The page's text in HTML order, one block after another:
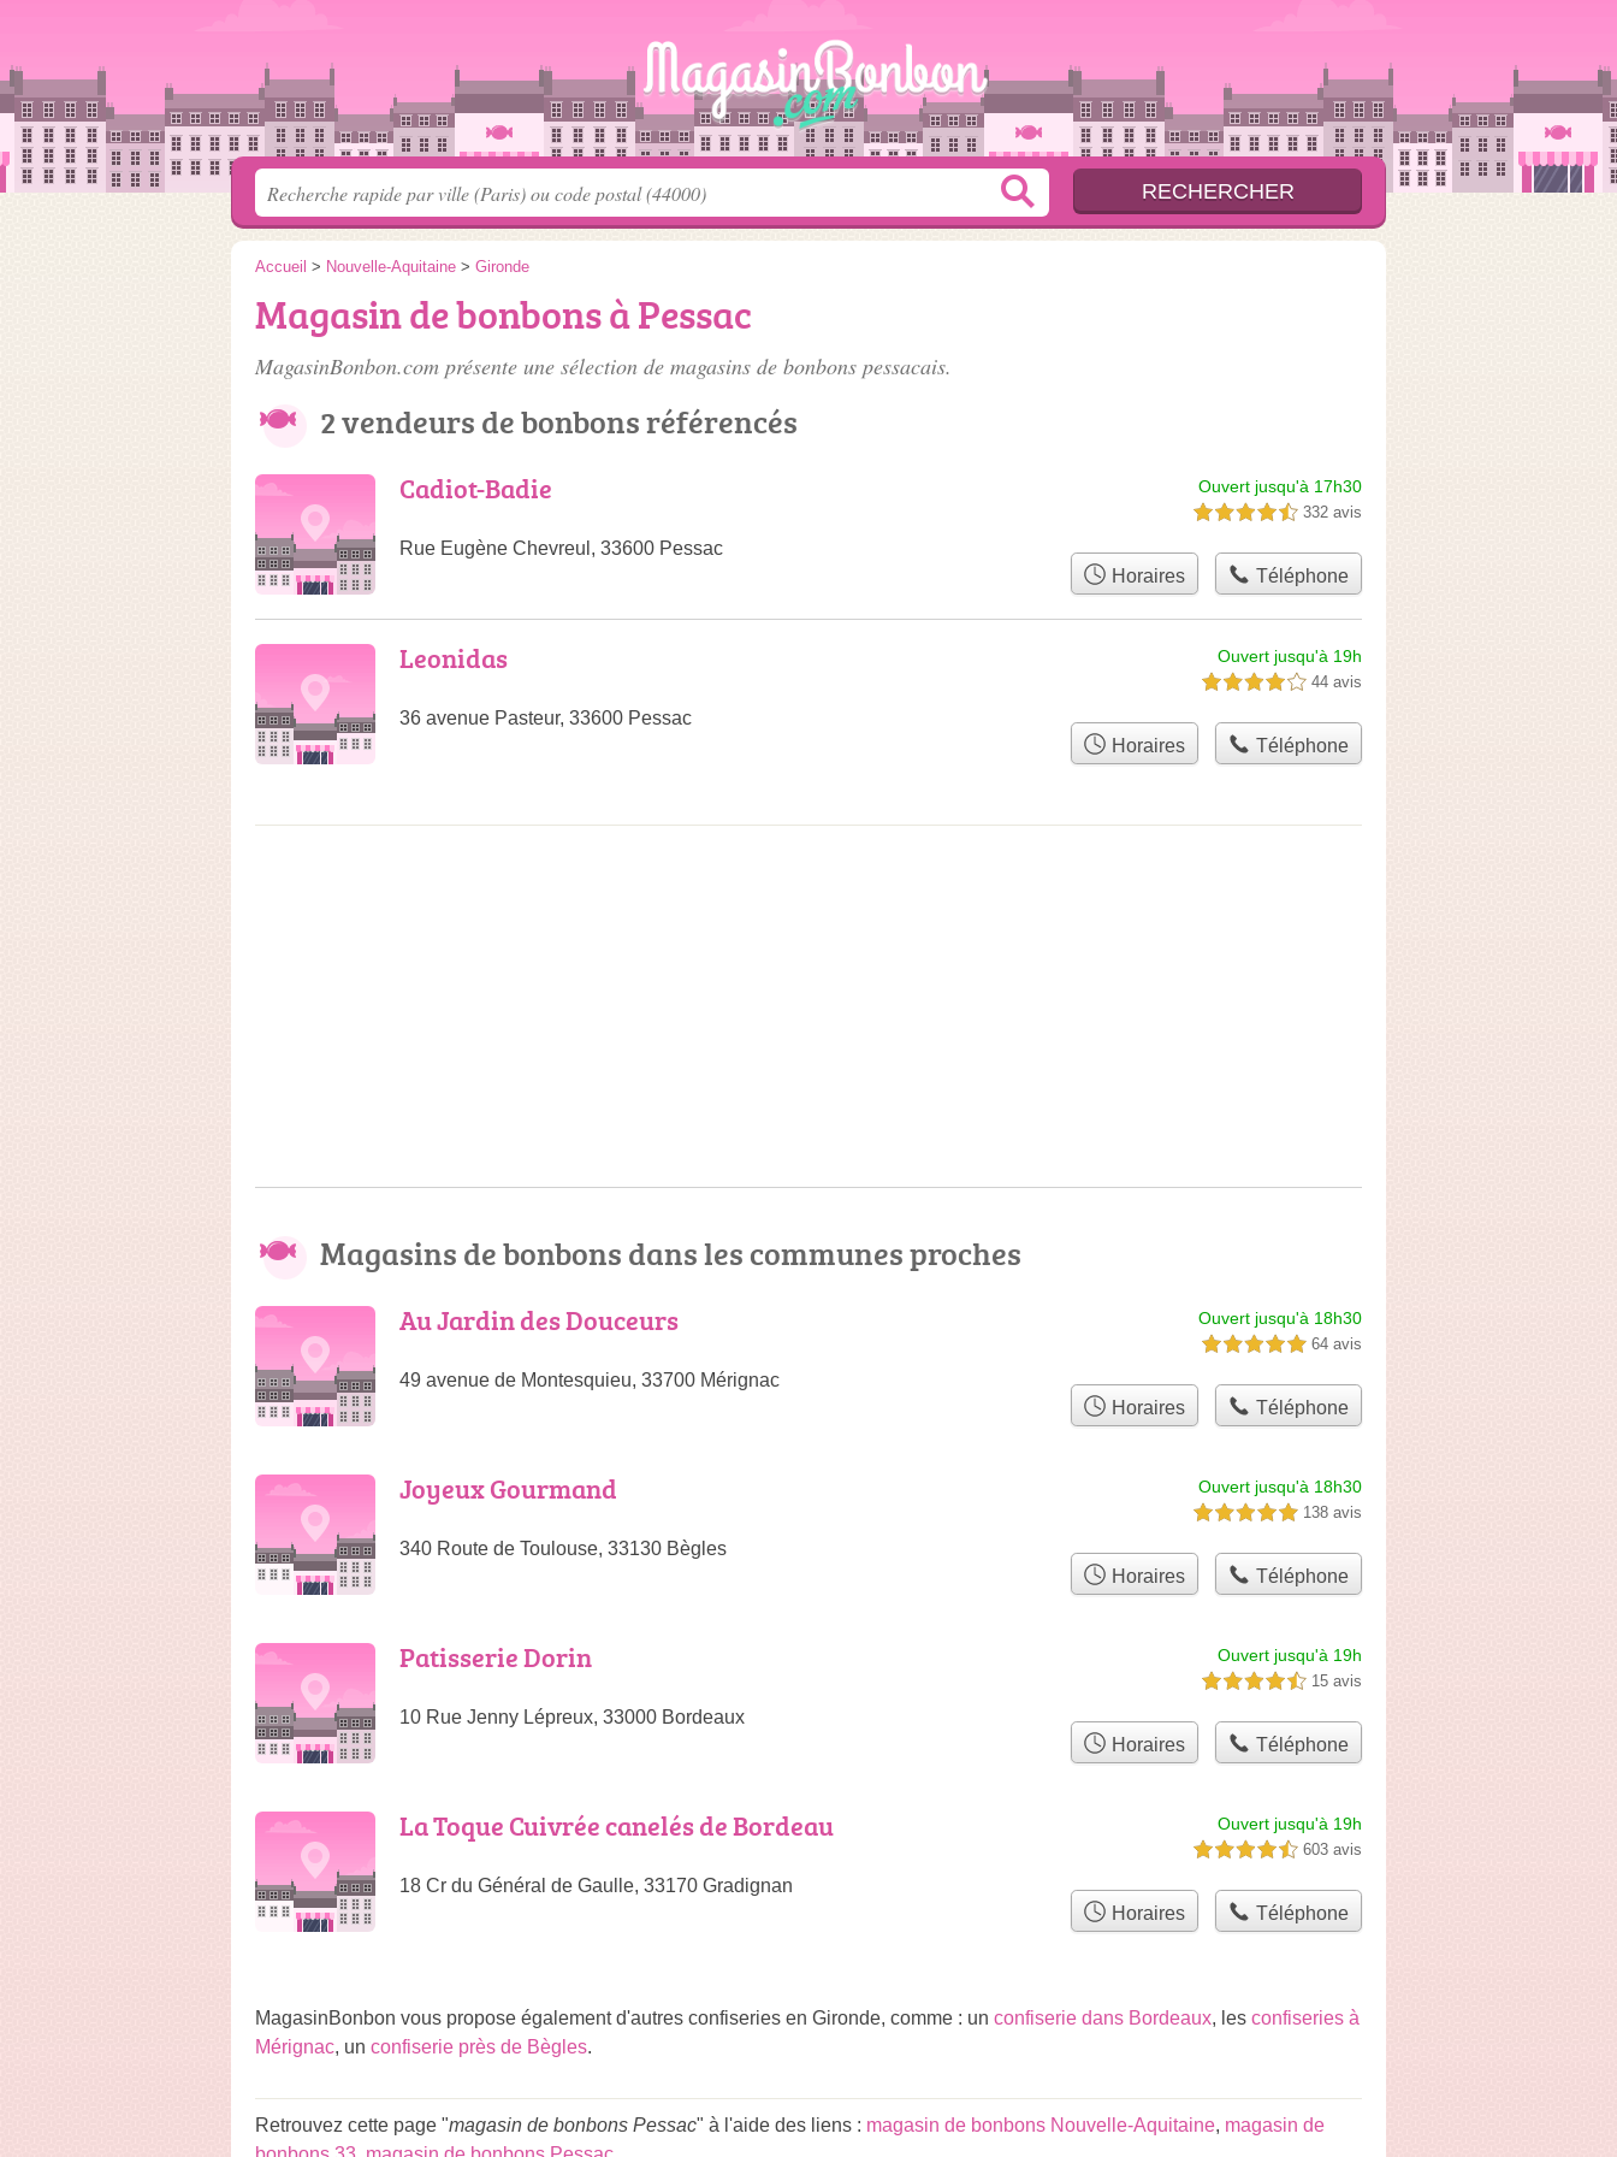
Accueil > Nouvelle-Aquitaine > Gironde
Magasin de bonbons à Pessac
MagasinBonbon.com présente une sélection de magasins de bonbons pessacais.
2 vendeurs de bonbons référencés
Cadiot-Badie
Rue Eugène Chevreul, 33600 Pessac
Ouvert jusqu'à 17h30
4,5 étoiles sur 5 332 avis
Horaires Téléphone
Leonidas
36 avenue Pasteur, 33600 Pessac
Ouvert jusqu'à 19h
4,0 étoiles sur 5 44 avis
Horaires Téléphone
Magasins de bonbons dans les communes proches
Au Jardin des Douceurs
49 avenue de Montesquieu, 33700 Mérignac
Ouvert jusqu'à 18h30
5,0 étoiles sur 5 64 avis
Horaires Téléphone
Joyeux Gourmand
340 Route de Toulouse, 33130 Bègles
Ouvert jusqu'à 18h30
5,0 étoiles sur 5 138 avis
Horaires Téléphone
Patisserie Dorin
10 Rue Jenny Lépreux, 33000 Bordeaux
Ouvert jusqu'à 19h
4,5 étoiles sur 5 15 avis
Horaires Téléphone
La Toque Cuivrée canelés de Bordeau
18 Cr du Général de Gaulle, 33170 Gradignan
Ouvert jusqu'à 19h
4,5 étoiles sur 5 603 avis
Horaires Téléphone
MagasinBonbon vous propose également d'autres confiseries en Gironde, comme : un confiserie dans Bordeaux, les confiseries à
Mérignac, un confiserie près de Bègles.
Retrouvez cette page "magasin de bonbons Pessac" à l'aide des liens : magasin de bonbons Nouvelle-Aquitaine, magasin de